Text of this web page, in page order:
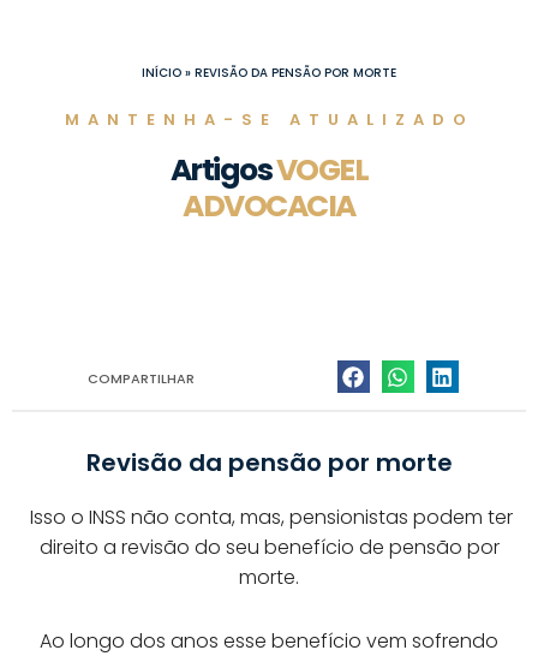
INÍCIO » REVISÃO DA PENSÃO POR MORTE
MANTENHA-SE ATUALIZADO
ArtigosVOGEL
ADVOCACIA
COMPARTILHAR
Revisão da pensão por morte
Isso o INSS não conta, mas, pensionistas podem ter
direito a revisão do seu benefício de pensão por
morte.
Ao longo dos anos esse benefício vem sofrendo